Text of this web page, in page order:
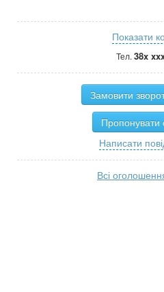
Показати
Тел. 38x
Замовити
Пропонувати
Написати
Всі